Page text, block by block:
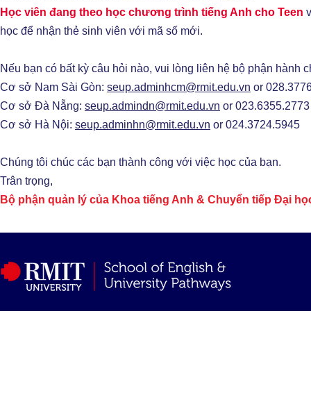
Học viên đang theo học chương trình tiếng Anh cho Teen
học để nhận thẻ sinh viên với mã số mới.
Nếu bạn có bất kỳ câu hỏi nào, vui lòng liên hệ bộ phận
Cơ sở Nam Sài Gòn: seup.adminhcm@rmit.edu.vn or
Cơ sở Đà Nẵng: seup.admindn@rmit.edu.vn or 023.6355.2773
Cơ sở Hà Nội: seup.adminhn@rmit.edu.vn or 024.3724.5945
Chúng tôi chúc các bạn thành công với việc học của bạn.
Trân trọng,
Bộ phận quản lý của Khoa tiếng Anh & Chuyển tiếp Đại